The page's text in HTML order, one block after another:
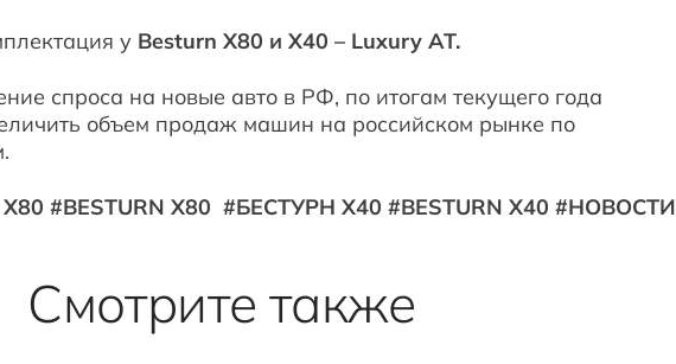
у Besturn X80 и Х40 – Luxury AT.
спроса на новые авто в РФ, по итогам текущего года
объем продаж машин на российском рынке по
#BESTURN X80 #БЕСТУРН Х40 #BESTURN X40 #НОВОСТИ
Смотрите также